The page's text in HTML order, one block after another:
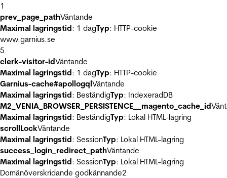
1
prev_page_pathVäntande
Maximal lagringstid: 1 dagTyp: HTTP-cookie
www.garnius.se
5
clerk-visitor-idVäntande
Maximal lagringstid: 1 dagTyp: HTTP-cookie
Garnius-cache#apollogqlVäntande
Maximal lagringstid: BeständigTyp: IndexeradDB
M2_VENIA_BROWSER_PERSISTENCE__magento_cache_id
Maximal lagringstid: BeständigTyp: Lokal HTML-lagring
scrollLockVäntande
Maximal lagringstid: SessionTyp: Lokal HTML-lagring
success_login_redirect_pathVäntande
Maximal lagringstid: SessionTyp: Lokal HTML-lagring
Domänöverskridande godkännande2